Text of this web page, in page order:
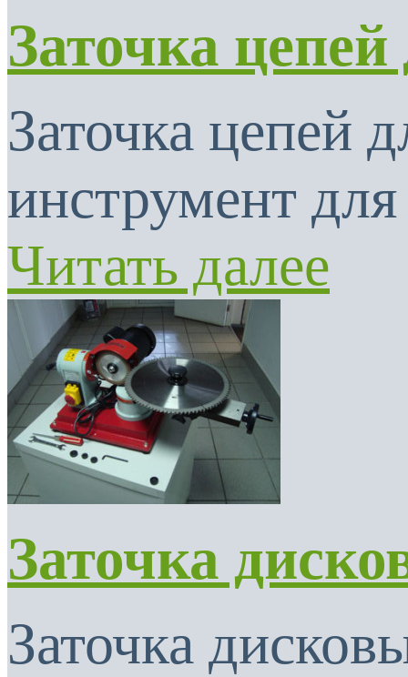
Заточка
Заточка цепей
инструмент
Читать далее
Заточка
Заточка